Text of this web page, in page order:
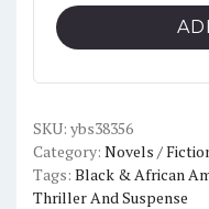
by
S.A
SKU: ybs38356
Category: Novels /
Tags: Black & African
Thriller And Suspense